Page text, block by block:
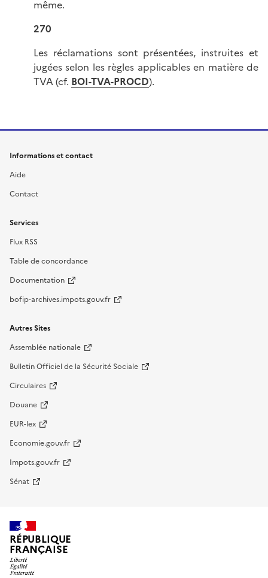
même.
270
Les réclamations sont présentées, instruites et
jugées selon les règles applicables en matière de
TVA (cf. BOI-TVA-PROCD).
Informations et contact
Aide
Contact
Services
Flux RSS
Table de concordance
Documentation
bofip-archives.impots.gouv.fr
Autres Sites
Assemblée nationale
Bulletin Officiel de la Sécurité Sociale
Circulaires
Douane
EUR-lex
Economie.gouv.fr
Impots.gouv.fr
Sénat
RÉPUBLIQUE
FRANÇAISE